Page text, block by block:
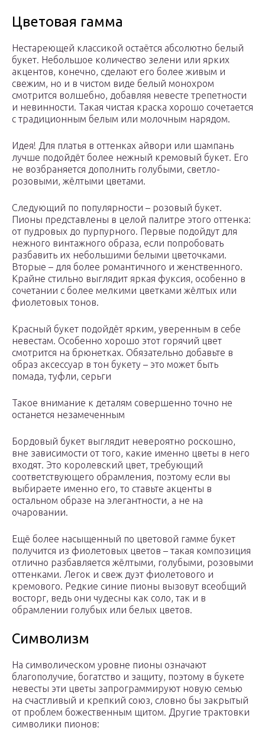
Цветовая гамма
Нестареющей классикой остаётся абсолютно белый
букет. Небольшое количество зелени или ярких
акцентов, конечно, сделают его более живым и
свежим, но и в чистом виде белый монохром
смотрится волшебно, добавляя невесте трепетности
и невинности. Такая чистая краска хорошо сочетается
с традиционным белым или молочным нарядом.
Идея! Для платья в оттенках айвори или шампань
лучше подойдёт более нежный кремовый букет. Его
не возбраняется дополнить голубыми, светло-
розовыми, жёлтыми цветами.
Следующий по популярности – розовый букет.
Пионы представлены в целой палитре этого оттенка:
от пудровых до пурпурного. Первые подойдут для
нежного винтажного образа, если попробовать
разбавить их небольшими белыми цветочками.
Вторые – для более романтичного и женственного.
Крайне стильно выглядит яркая фуксия, особенно в
сочетании с более мелкими цветками жёлтых или
фиолетовых тонов.
Красный букет подойдёт ярким, уверенным в себе
невестам. Особенно хорошо этот горячий цвет
смотрится на брюнетках. Обязательно добавьте в
образ аксессуар в тон букету – это может быть
помада, туфли, серьги
Такое внимание к деталям совершенно точно не
останется незамеченным
Бордовый букет выглядит невероятно роскошно,
вне зависимости от того, какие именно цветы в него
входят. Это королевский цвет, требующий
соответствующего обрамления, поэтому если вы
выбираете именно его, то ставьте акценты в
остальном образе на элегантности, а не на
очаровании.
Ещё более насыщенный по цветовой гамме букет
получится из фиолетовых цветов – такая композиция
отлично разбавляется жёлтыми, голубыми, розовыми
оттенками. Легок и свеж дуэт фиолетового и
кремового. Редкие синие пионы вызовут всеобщий
восторг, ведь они чудесны как соло, так и в
обрамлении голубых или белых цветов.
Символизм
На символическом уровне пионы означают
благополучие, богатство и защиту, поэтому в букете
невесты эти цветы запрограммируют новую семью
на счастливый и крепкий союз, словно бы закрытый
от проблем божественным щитом. Другие трактовки
символики пионов: